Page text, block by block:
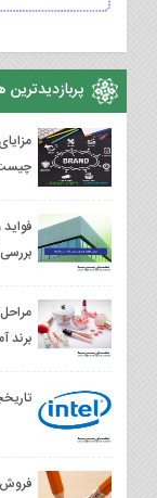
پربازدیدترین
بررسی 11 مزیت اساسی
برند
فروش